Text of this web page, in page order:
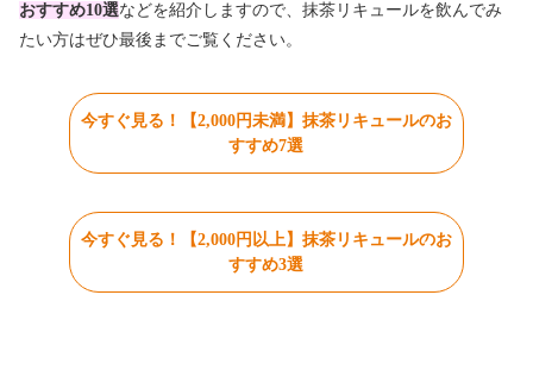
おすすめ10選などを紹介しますので、抹茶リキュールを飲んでみ
たい方はぜひ最後までご覧ください。
今すぐ見る！【2,000円未満】抹茶リキュールのお
すすめ7選
今すぐ見る！【2,000円以上】抹茶リキュールのお
すすめ3選